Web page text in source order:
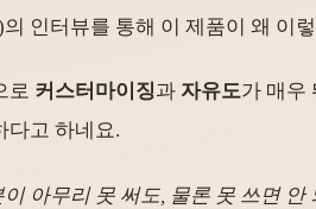
인터뷰를 통해 이 제품이 왜 이
로 커스터마이징과 자유도가 매우
다고 하네요.
아무리 못 써도, 물론 못 쓰면